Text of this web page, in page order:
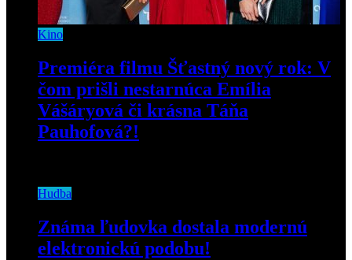
Kino
Premiéra filmu Šťastný nový rok: V
čom prišli nestarnúca Emília
Vášáryová či krásna Táňa
Pauhofová?!
Hudba
Známa ľudovka dostala modernú
elektronickú podobu!